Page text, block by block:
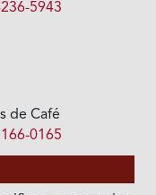
5943
de Café
0165